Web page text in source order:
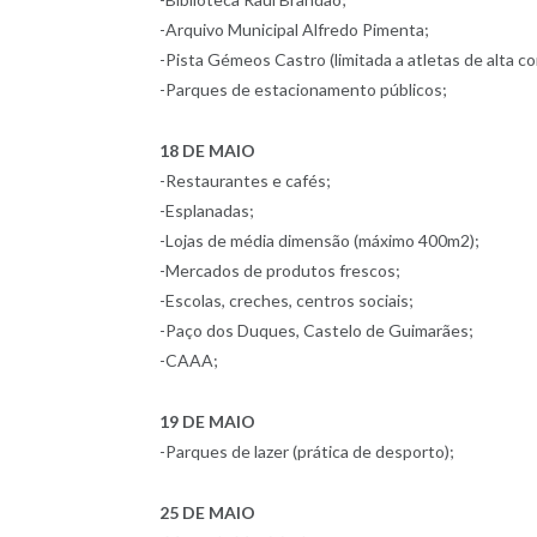
-Arquivo Municipal Alfredo Pimenta;
-Pista Gémeos Castro (limitada a atletas de alta
-Parques de estacionamento públicos;
18 DE MAIO
-Restaurantes e cafés;
-Esplanadas;
-Lojas de média dimensão (máximo 400m2);
-Mercados de produtos frescos;
-Escolas, creches, centros sociais;
-Paço dos Duques, Castelo de Guimarães;
-CAAA;
19 DE MAIO
-Parques de lazer (prática de desporto);
25 DE MAIO